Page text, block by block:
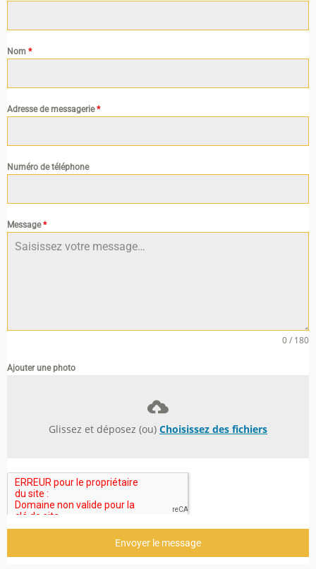
Nom *
Adresse de messagerie*
Numéro de téléphone
Message*
0 / 180
Ajouter une photo
Glissez et déposez (ou) Choisissez des fichiers
Envoyer le message